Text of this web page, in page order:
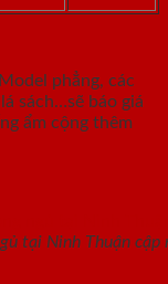
phẳng, các
sách…sẽ báo giá
ẩm cộng thêm
tại Ninh Thuận